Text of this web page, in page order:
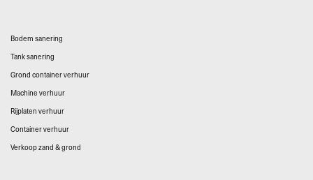
Bodem sanering
Tank sanering
Grond container verhuur
Machine verhuur
Rijplaten verhuur
Container verhuur
Verkoop zand & grond